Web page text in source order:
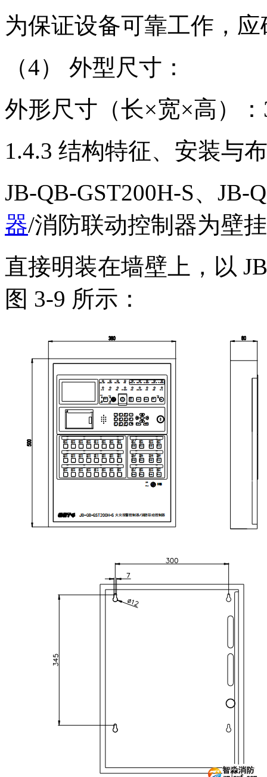
为保证设备可靠工作，
（4） 外型尺寸：
外形尺寸（长×宽×高）：
1.4.3 结构特征、安装与
JB-QB-GST200H-S、JB-
器/消防联动控制器为壁
直接明装在墙壁上，以
图 3-9 所示：